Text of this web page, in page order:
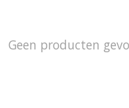
Geen producten